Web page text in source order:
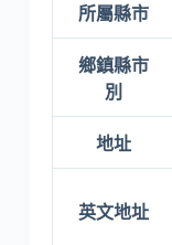
所屬縣市
鄉鎮縣市
別
地址
英文地址